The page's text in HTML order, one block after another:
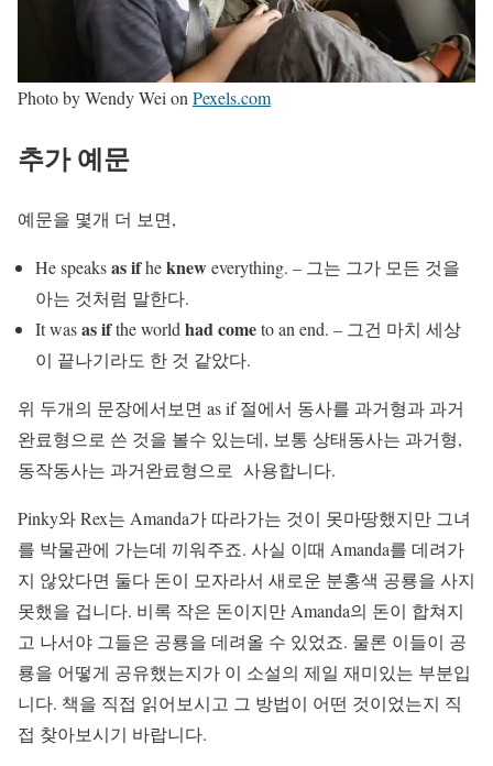
Photo by Wendy Wei onPexels.com
추가 예문
예문을 몇개 더 보면,
He speaksas ifhekneweverything. – 그는 그가 모든 것을
아는 것처럼 말한다.
It wasas ifthe worldhad cometo an end. – 그건 마치 세상
이 끝나기라도 한 것 같았다.
위 두개의 문장에서보면 as if 절에서 동사를 과거형과 과거
완료형으로 쓴 것을 볼수 있는데, 보통 상태동사는 과거형,
동작동사는 과거완료형으로 사용합니다.
Pinky와 Rex는 Amanda가 따라가는 것이 못마땅했지만 그녀
를 박물관에 가는데 끼워주죠. 사실 이때 Amanda를 데려가
지 않았다면 둘다 돈이 모자라서 새로운 분홍색 공룡을 사지
못했을 겁니다. 비록 작은 돈이지만 Amanda의 돈이 합쳐지
고 나서야 그들은 공룡을 데려올 수 있었죠. 물론 이들이 공
룡을 어떻게 공유했는지가 이 소설의 제일 재미있는 부분입
니다. 책을 직접 읽어보시고 그 방법이 어떤 것이었는지 직
접 찾아보시기 바랍니다.